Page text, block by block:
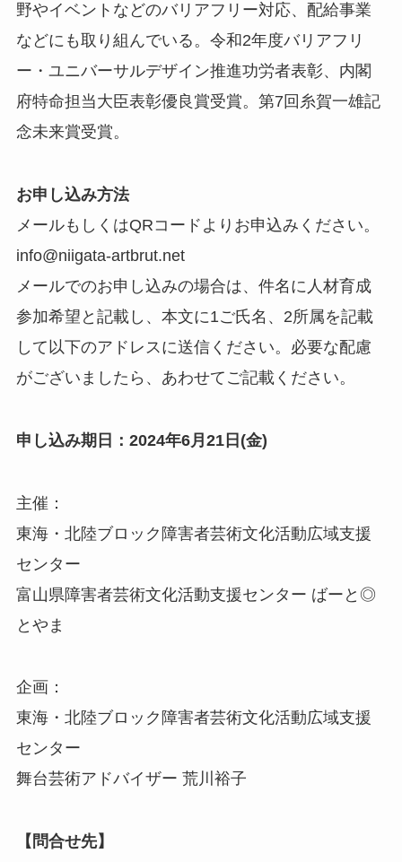
野やイベントなどのバリアフリー対応、配給事業
などにも取り組んでいる。令和2年度バリアフリ
ー・ユニバーサルデザイン推進功労者表彰、内閣
府特命担当大臣表彰優良賞受賞。第7回糸賀一雄記
念未来賞受賞。
お申し込み方法
メールもしくはQRコードよりお申込みください。
info@niigata-artbrut.net
メールでのお申し込みの場合は、件名に人材育成
参加希望と記載し、本文に1ご氏名、2所属を記載
して以下のアドレスに送信ください。必要な配慮
がございましたら、あわせてご記載ください。
申し込み期日：2024年6月21日(金)
主催：
東海・北陸ブロック障害者芸術文化活動広域支援
センター
富山県障害者芸術文化活動支援センター ばーと◎
とやま
企画：
東海・北陸ブロック障害者芸術文化活動広域支援
センター
舞台芸術アドバイザー 荒川裕子
【問合せ先】